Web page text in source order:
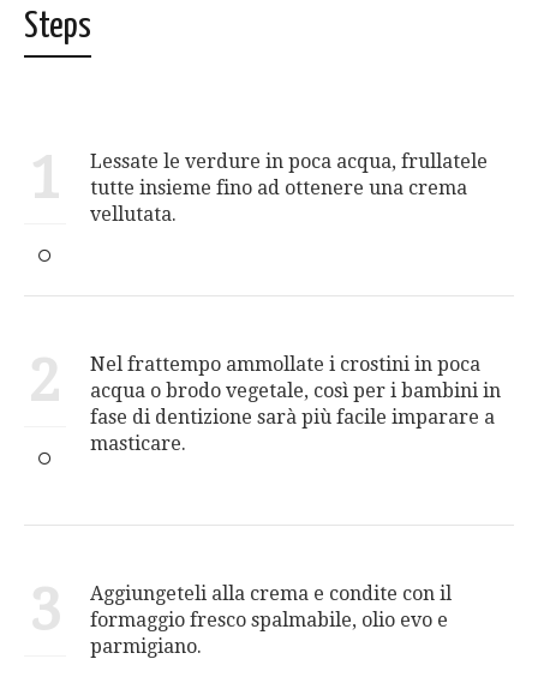
Steps
1
Lessate le verdure in poca acqua, frullatele
tutte insieme fino ad ottenere una crema
vellutata.
2
Nel frattempo ammollate i crostini in poca
acqua o brodo vegetale, così per i bambini in
fase di dentizione sarà più facile imparare a
masticare.
3
Aggiungeteli alla crema e condite con il
formaggio fresco spalmabile, olio evo e
parmigiano.